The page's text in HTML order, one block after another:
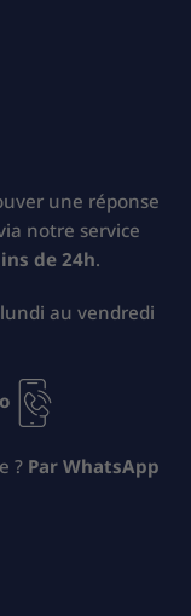
une réponse
notre service
de 24h.
au vendredi
? Par WhatsApp